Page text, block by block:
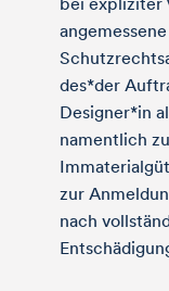
des*der
Designer*in
namentlich
zur
nach